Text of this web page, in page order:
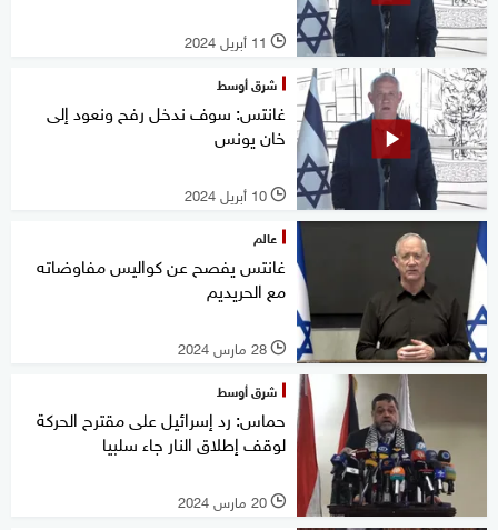
l 11 أبريل 2024
شرق أوسط
غانتس: سوف ندخل رفح ونعود إلى
خان يونس
l 10 أبريل 2024
عالم
غانتس يفصح عن كواليس مفاوضاته
مع الحريديم
l 28 مارس 2024
شرق أوسط
حماس: رد إسرائيل على مقترح الحركة
لوقف إطلاق النار جاء سلبيا
l 20 مارس 2024